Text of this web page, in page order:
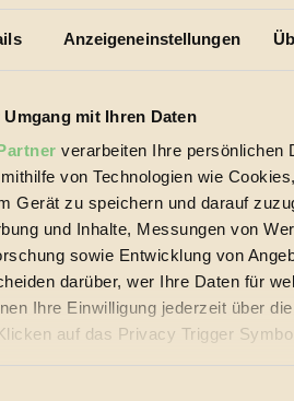
Anzeigeneinstellungen
mit Ihren Daten
verarbeiten Ihre persönlichen
von Technologien wie
Gerät zu speichern und darauf
und Inhalte, Messungen von
sowie Entwicklung von
darüber, wer Ihre Daten für
Ihre Einwilligung jederzeit über
auf das Privacy Trigger